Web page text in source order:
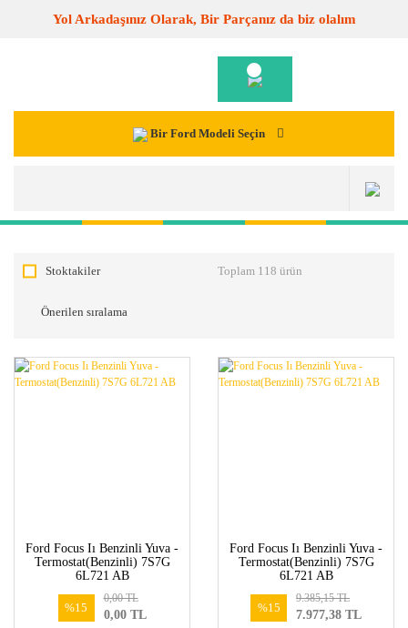
Yol Arkadaşınız Olarak, Bir Parçanız da biz olalım
Bir Ford Modeli Seçin
Stoktakiler Toplam 118 ürün
Ford Focus Iı Benzinli Yuva -
Termostat(Benzinli) 7S7G
6L721 AB
%15
0,00 TL
0,00 TL
Ford Focus Iı Benzinli Yuva -
Termostat(Benzinli) 7S7G
6L721 AB
%15
7.977,38 TL
9.385,15 TL